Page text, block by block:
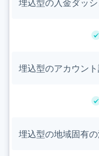
埋込型のアカウン
埋込型の地域固有